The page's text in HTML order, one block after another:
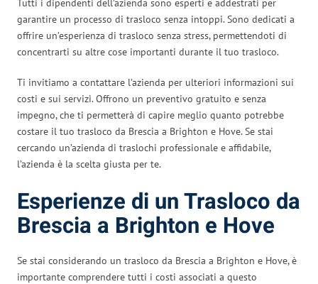
Tutti i dipendenti dell’azienda sono esperti e addestrati per
garantire un processo di trasloco senza intoppi. Sono dedicati a
offrire un’esperienza di trasloco senza stress, permettendoti di
concentrarti su altre cose importanti durante il tuo trasloco.
Ti invitiamo a contattare l’azienda per ulteriori informazioni sui
costi e sui servizi. Offrono un preventivo gratuito e senza
impegno, che ti permetterà di capire meglio quanto potrebbe
costare il tuo trasloco da Brescia a Brighton e Hove. Se stai
cercando un’azienda di traslochi professionale e affidabile,
l’azienda è la scelta giusta per te.
Esperienze di un Trasloco da
Brescia a Brighton e Hove
Se stai considerando un trasloco da Brescia a Brighton e Hove, è
importante comprendere tutti i costi associati a questo